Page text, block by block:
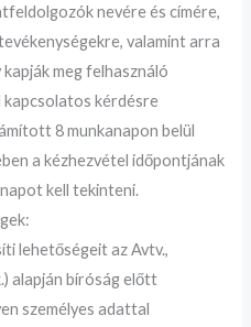
nevére és címére,
valamint arra
meg felhasználó
kapcsolatos kérdésre
8 munkanapon belül
a kézhezvétel időpontjának
kell tekinteni.
lehetőségeit az Avtv.,
alapján bíróság előtt
személyes adattal